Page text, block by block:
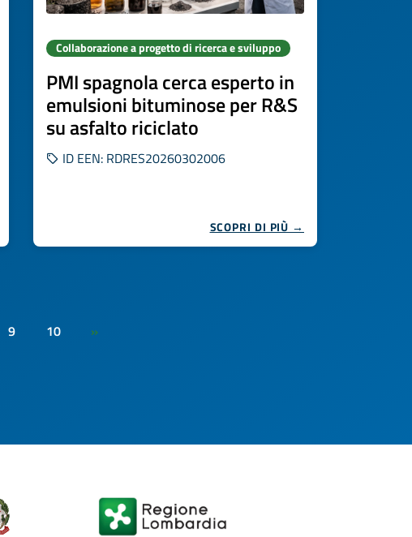
Collaborazione a progetto di ricerca e sviluppo
PMI spagnola cerca esperto in
emulsioni bituminose per R&S
su asfalto riciclato
ID EEN: RDRES20260302006
SCOPRI DI PIÙ →
9 10 »